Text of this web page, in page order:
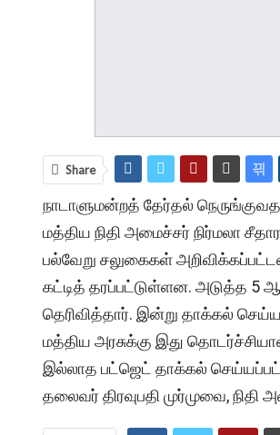
Share
நாடாளுமன்றத் தேர்தல்
மத்திய நிதி அமைச்சர் நிர்மலா
பல்வேறு சலுகைகள்
கட்டித் தரப்பட்டுள்ளன. அடுத்த 5
தெரிவித்தார். இன்று தாக்கல்
மத்திய அரசுக்கு இது
இல்லாத பட்ஜெட் தாக்கல்
தலைவர் திரவுபதி முர்முவை, நிதி